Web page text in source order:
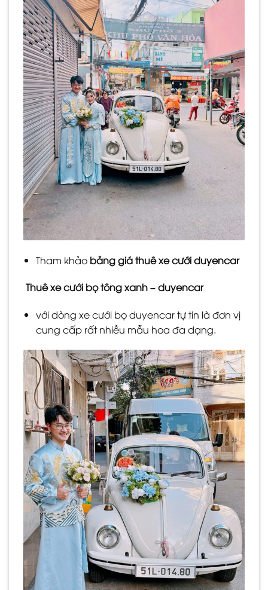
Tham khảo bảng giá thuê xe cưới duyencar
Thuê xe cưới bọ tông xanh – duyencar
với dòng xe cưới bọ duyencar tự tin là đơn vị
cung cấp rất nhiều mẫu hoa đa dạng.